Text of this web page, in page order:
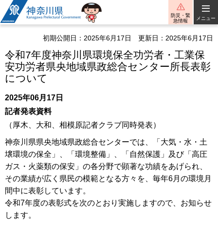
神奈川県
防災・緊
急情報
メニュー
初期公開日：2025年6月17日 更新日：2025年6月17日
令和7年度神奈川県環境保全功労者・工業保
安功労者県央地域県政総合センター所長表彰
について
2025年06月17日
記者発表資料
（厚木、大和、相模原記者クラブ同時発表）
神奈川県県央地域県政総合センターでは、「大気・水・土
壌環境の保全」、「環境整備」、「自然保護」及び「高圧
ガス・火薬類の保安」の各分野で顕著な功績をあげられ、
その業績が広く県民の模範となる方々を、毎年6月の環境月
間中に表彰しています。
令和7年度の表彰式を次のとおり実施しますので、お知らせ
します。